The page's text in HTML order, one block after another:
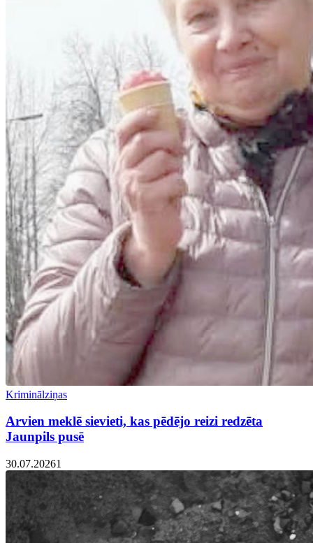
Kriminālziņas
Arvien meklē sievieti, kas pēdējo reizi redzēta
Jaunpils pusē
30.07.20261